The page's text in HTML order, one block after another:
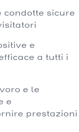
condotte sicure
e
a tutti i
e le
e
prestazioni